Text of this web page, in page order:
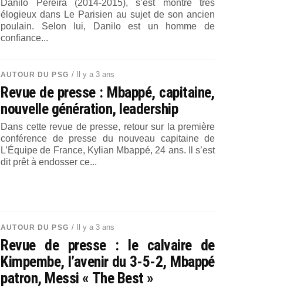
Danilo Pereira (2014-2015), s’est montré très
élogieux dans Le Parisien au sujet de son ancien
poulain. Selon lui, Danilo est un homme de
confiance...
AUTOUR DU PSG / Il y a 3 ans
Revue de presse : Mbappé, capitaine,
nouvelle génération, leadership
Dans cette revue de presse, retour sur la première
conférence de presse du nouveau capitaine de
L’Équipe de France, Kylian Mbappé, 24 ans. Il s’est
dit prêt à endosser ce...
AUTOUR DU PSG / Il y a 3 ans
Revue de presse : le calvaire de
Kimpembe, l’avenir du 3-5-2, Mbappé
patron, Messi « The Best »